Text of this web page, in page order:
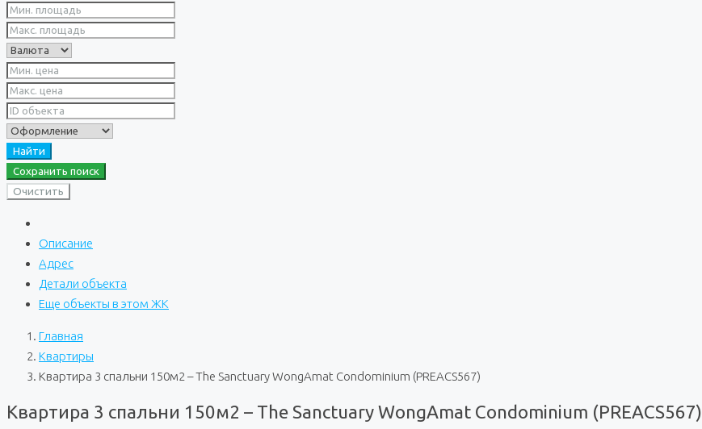
Найти
Сохранить поиск
Очистить
Описание
Адрес
Детали объекта
Еще объекты в этом ЖК
Главная
Квартиры
Квартира 3 спальни 150м2 – The Sanctuary WongAmat Condominium (PREACS567)
Квартира 3 спальни 150м2 – The Sanctuary WongAmat Condominium (PREACS567)